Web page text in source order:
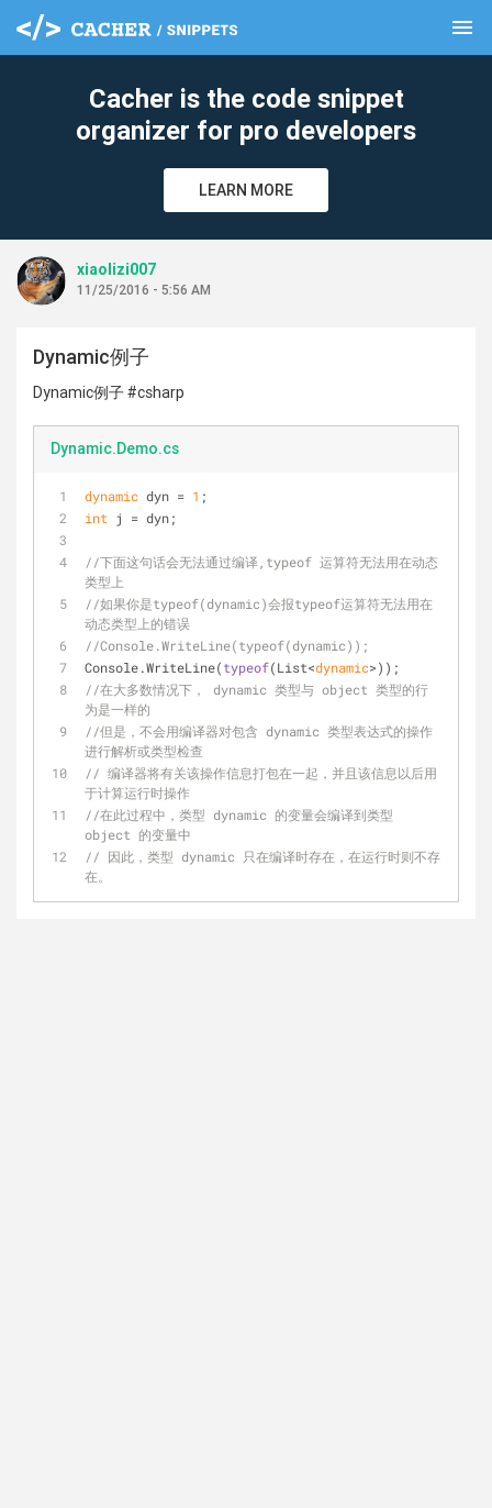
menu
Cacher is the code snippet
organizer for pro developers
LEARN MORE
xiaolizi007
11/25/2016 - 5:56 AM
Dynamic例子
Dynamic例子 #csharp
Dynamic.Demo.cs
dynamic dyn = 1 ;
int j = dyn;
//下面这句话会无法通过编译,typeof 运算符无法用在动态
类型上
//如果你是typeof(dynamic)会报typeof运算符无法用在
动态类型上的错误
//Console.WriteLine(typeof(dynamic));
Console.WriteLine(typeof(List<dynamic>));
//在大多数情况下， dynamic 类型与 object 类型的行
为是一样的
//但是，不会用编译器对包含 dynamic 类型表达式的操作
进行解析或类型检查
// 编译器将有关该操作信息打包在一起，并且该信息以后用
于计算运行时操作
//在此过程中，类型 dynamic 的变量会编译到类型
object 的变量中
// 因此，类型 dynamic 只在编译时存在，在运行时则不存
在。
clear